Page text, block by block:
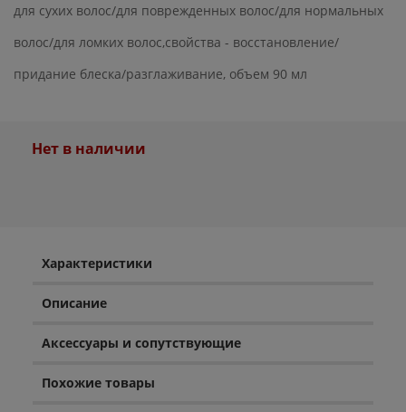
для сухих волос/для поврежденных волос/для нормальных
волос/для ломких волос,свойства - восстановление/
придание блеска/разглаживание, объем 90 мл
Нет в наличии
Характеристики
Описание
Аксессуары и сопутствующие
Похожие товары